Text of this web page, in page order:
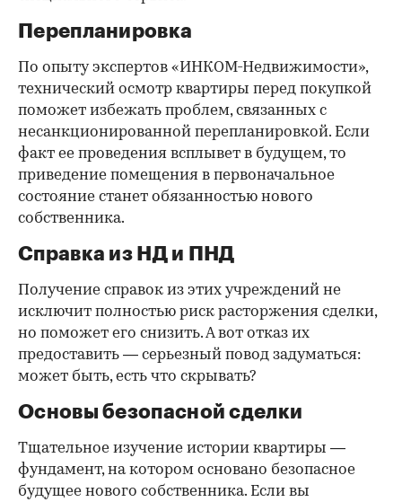
Перепланировка
По опыту экспертов «ИНКОМ-Недвижимости»,
технический осмотр квартиры перед покупкой
поможет избежать проблем, связанных с
несанкционированной перепланировкой. Если
факт ее проведения всплывет в будущем, то
приведение помещения в первоначальное
состояние станет обязанностью нового
собственника.
Справка из НД и ПНД
Получение справок из этих учреждений не
исключит полностью риск расторжения сделки,
но поможет его снизить. А вот отказ их
предоставить — серьезный повод задуматься:
может быть, есть что скрывать?
Основы безопасной сделки
Тщательное изучение истории квартиры —
фундамент, на котором основано безопасное
будущее нового собственника. Если вы